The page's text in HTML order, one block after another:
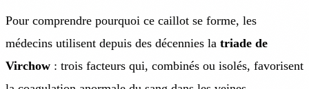
Pour comprendre pourquoi ce caillot se forme, les
médecins utilisent depuis des décennies la triade de
Virchow : trois facteurs qui, combinés ou isolés, favorisent